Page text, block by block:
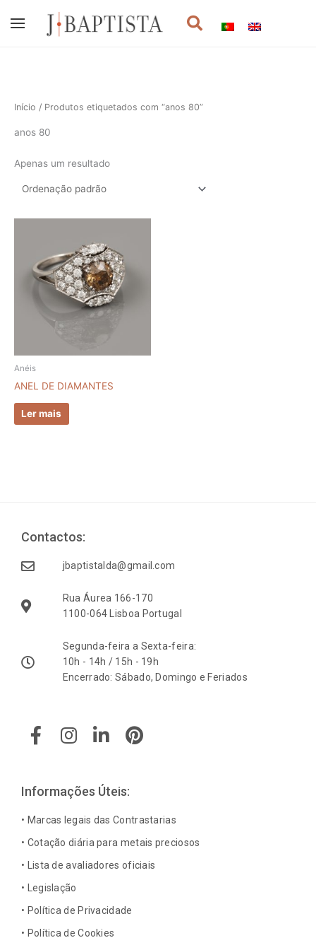
Procurar
Início / Produtos etiquetados com “anos 80”
anos 80
Apenas um resultado
Anéis
ANEL DE DIAMANTES
Ler mais
Contactos:
jbaptistalda@gmail.com
Rua Áurea 166-170
1100-064 Lisboa Portugal
Segunda-feira a Sexta-feira:
10h - 14h / 15h - 19h
Encerrado: Sábado, Domingo e Feriados
a
c
b
o
o
k
f
n
s
a
g
r
a
i
n
e
d
i
n
i
i
n
e
s
Informações Úteis:
• Marcas legais das Contrastarias
• Cotação diária para metais preciosos
• Lista de avaliadores oficiais
• Legislação
• Política de Privacidade
• Política de Cookies